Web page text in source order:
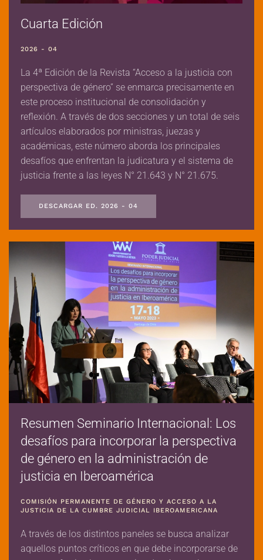
Cuarta Edición
2026 - 04
La 4ª Edición de la Revista “Acceso a la justicia con
perspectiva de género” se enmarca precisamente en
este proceso institucional de consolidación y
reflexión. A través de dos secciones y un total de seis
artículos elaborados por ministras, juezas y
académicas, este número aborda los principales
desafíos que enfrentan la judicatura y el sistema de
justicia frente a las leyes N° 21.643 y N° 21.675.
DESCARGAR ED. 2026 - 04
Resumen Seminario Internacional: Los
desafíos para incorporar la perspectiva
de género en la administración de
justicia en Iberoamérica
COMISIÓN PERMANENTE DE GÉNERO Y ACCESO A LA
JUSTICIA DE LA CUMBRE JUDICIAL IBEROAMERICANA
A través de los distintos paneles se busca analizar
aquellos puntos críticos en que debe incorporarse de